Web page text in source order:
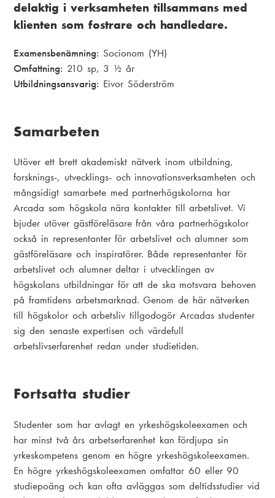
delaktig i verksamheten tillsammans med
klienten som fostrare och handledare.
Examensbenämning: Socionom (YH)
Omfattning: 210 sp, 3 ½ år
Utbildningsansvarig: Eivor Söderström
Samarbeten
Utöver ett brett akademiskt nätverk inom utbildning,
forsknings-, utvecklings- och innovationsverksamheten och
mångsidigt samarbete med partnerhögskolorna har
Arcada som högskola nära kontakter till arbetslivet. Vi
bjuder utöver gästföreläsare från våra partnerhögskolor
också in representanter för arbetslivet och alumner som
gästföreläsare och inspiratörer. Både representanter för
arbetslivet och alumner deltar i utvecklingen av
högskolans utbildningar för att de ska motsvara behoven
på framtidens arbetsmarknad. Genom de här nätverken
till högskolor och arbetsliv tillgodogör Arcadas studenter
sig den senaste expertisen och värdefull
arbetslivserfarenhet redan under studietiden.
Fortsatta studier
Studenter som har avlagt en yrkeshögskoleexamen och
har minst två års arbetserfarenhet kan fördjupa sin
yrkeskompetens genom en högre yrkeshögskoleexamen.
En högre yrkeshögskoleexamen omfattar 60 eller 90
studiepoäng och kan ofta avläggas som deltidsstudier vid